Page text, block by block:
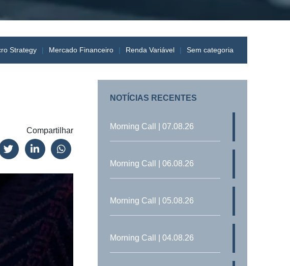
Strategy Mercado Financeiro Renda Variável Sem categoria
Compartilhar
NOTÍCIAS RECENTES
Morning Call | 07.08.26
Morning Call | 06.08.26
Morning Call | 05.08.26
Morning Call | 04.08.26